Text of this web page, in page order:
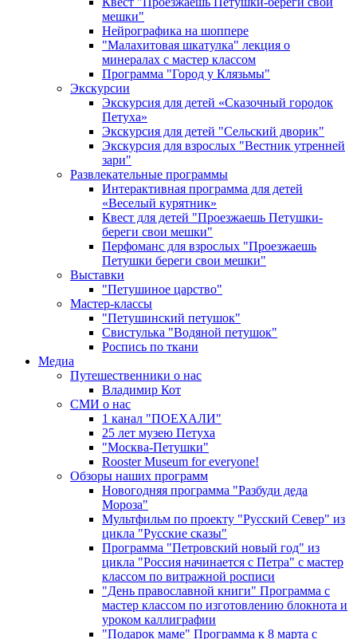
мешки"
Нейрографика на шоппере
"Малахитовая шкатулка" лекция о
минералах с мастер классом
Программа "Город у Клязьмы"
Экскурсии
Экскурсия для детей «Сказочный городок
Петуха»
Экскурсия для детей "Сельский дворик"
Экскурсия для взрослых "Вестник утренней
зари"
Развлекательные программы
Интерактивная программа для детей
«Веселый курятник»
Квест для детей "Проезжаешь Петушки-
береги свои мешки"
Перфоманс для взрослых "Проезжаешь
Петушки береги свои мешки"
Выставки
"Петушиное царство"
Мастер-классы
"Петушинский петушок"
Свистулька "Водяной петушок"
Роспись по ткани
Медиа
Путешественники о нас
Владимир Кот
СМИ о нас
1 канал "ПОЕХАЛИ"
25 лет музею Петуха
"Москва-Петушки"
Rooster Museum for everyone!
Обзоры наших программ
Новогодняя программа "Разбуди деда
Мороза"
Мультфильм по проекту "Русский Север" из
цикла "Русские сказы"
Программа "Петровский новый год" из
цикла "Россия начинается с Петра" с мастер
классом по витражной росписи
"День православной книги" Программа с
мастер классом по изготовлению блокнота и
уроком каллиграфии
"Подарок маме" Программа к 8 марта с